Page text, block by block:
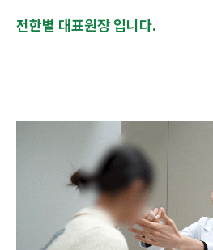
전한별 대표원장 입니다.